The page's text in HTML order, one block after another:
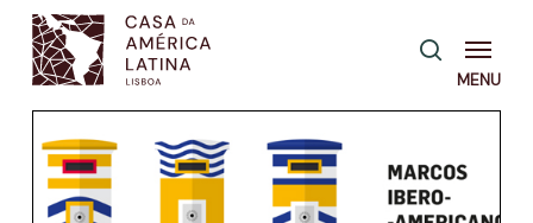
Skip
main
content
pesquisa
Menu